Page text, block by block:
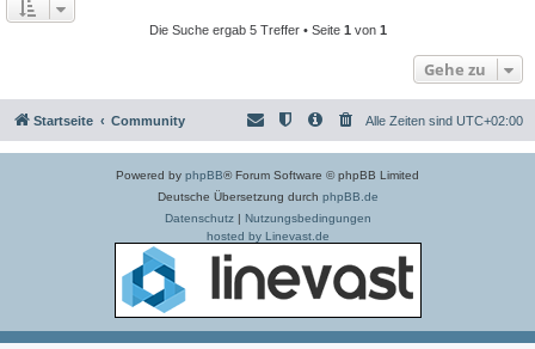
Die Suche ergab 5 Treffer • Seite 1 von 1
Gehe zu
Startseite Community Alle Zeiten sind UTC+02:00
Powered by phpBB® Forum Software © phpBB Limited
Deutsche Übersetzung durch phpBB.de
Datenschutz| Nutzungsbedingungen
hosted by Linevast.de